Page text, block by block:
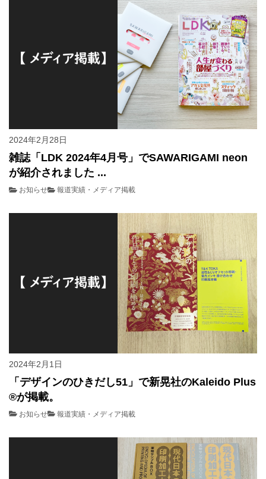
2024年2月28日
雑誌「LDK 2024年4月号」でSAWARIGAMI neon
が紹介されました ...
お知らせ 報道実績・メディア掲載
2024年2月1日
「デザインのひきだし51」で新晃社のKaleido Plus
®が掲載。
お知らせ 報道実績・メディア掲載